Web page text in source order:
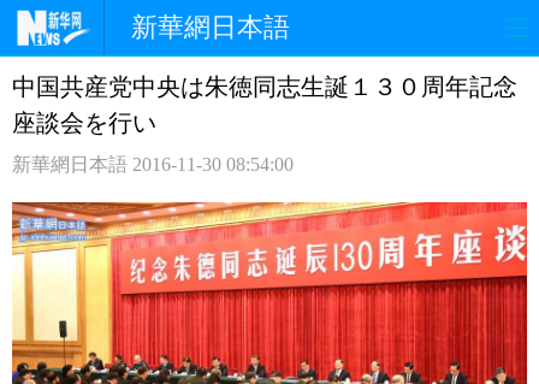
新華網日本語
ホームページ 政治 経済
観光 評論 写真
中日対訳
中国共産党中央は朱徳同志生誕１３０周年記念
座談会を行い
新華網日本語 2016-11-30 08:54:00